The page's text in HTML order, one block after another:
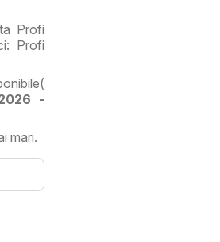
Profi
Profi
-
mari.